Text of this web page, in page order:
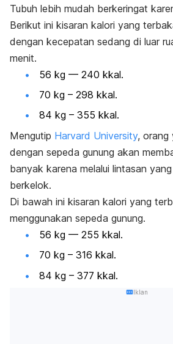
Tubuh lebih mudah berkeringat
Berikut ini kisaran kalori yang
dengan kecepatan sedang di luar
menit.
56 kg — 240 kkal.
70 kg – 298 kkal.
84 kg – 355 kkal.
Mengutip Harvard University, orang
dengan sepeda gunung akan
banyak karena melalui lintasan
berkelok.
Di bawah ini kisaran kalori yang
menggunakan sepeda gunung.
56 kg — 255 kkal.
70 kg – 316 kkal.
84 kg – 377 kkal.
Iklan